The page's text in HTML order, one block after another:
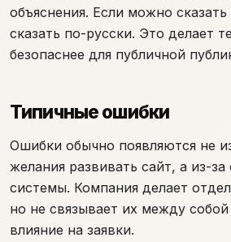
объяснения. Если можно
сказать по-русски. Это делает
безопаснее для публичной
Типичные ошибки
Ошибки обычно появляются не
желания развивать сайт, а из-за
системы. Компания делает
но не связывает их между
влияние на заявки.